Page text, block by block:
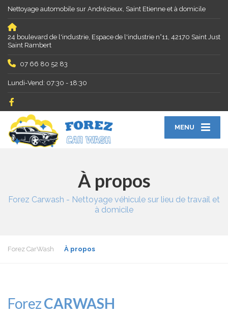
Nettoyage automobile sur Andrézieux, Saint Etienne et à domicile
24 boulevard de l'industrie, Espace de l'industrie n°11, 42170 Saint Just
Saint Rambert
07 66 80 52 83
Lundi-Vend: 07:30 - 18:30
MENU
À propos
Forez Carwash - Nettoyage véhicule sur lieu de travail et
à domicile
Forez CarWash À propos
ForezCARWASH